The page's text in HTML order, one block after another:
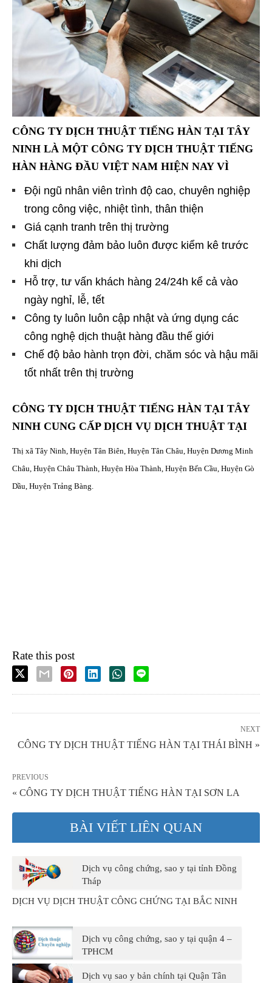
CÔNG TY DỊCH THUẬT TIẾNG HÀN TẠI TÂY
NINH LÀ MỘT CÔNG TY DỊCH THUẬT TIẾNG
HÀN HÀNG ĐẦU VIỆT NAM HIỆN NAY VÌ
Đội ngũ nhân viên trình độ cao, chuyên nghiệp
trong công việc, nhiệt tình, thân thiện
Giá cạnh tranh trên thị trường
Chất lượng đảm bảo luôn được kiểm kê trước
khi dịch
Hỗ trợ, tư vấn khách hàng 24/24h kể cả vào
ngày nghỉ, lễ, tết
Công ty luôn luôn cập nhật và ứng dụng các
công nghệ dịch thuật hàng đầu thế giới
Chế độ bảo hành trọn đời, chăm sóc và hậu mãi
tốt nhất trên thị trường
CÔNG TY DỊCH THUẬT TIẾNG HÀN TẠI TÂY
NINH CUNG CẤP DỊCH VỤ DỊCH THUẬT TẠI
Thị xã Tây Ninh, Huyện Tân Biên, Huyện Tân Châu, Huyện Dương Minh
Châu, Huyện Châu Thành, Huyện Hòa Thành, Huyện Bến Cầu, Huyện Gò
Dầu, Huyện Trảng Bàng.
Rate this post
NEXT
CÔNG TY DỊCH THUẬT TIẾNG HÀN TẠI THÁI BÌNH »
PREVIOUS
« CÔNG TY DỊCH THUẬT TIẾNG HÀN TẠI SƠN LA
BÀI VIẾT LIÊN QUAN
Dịch vụ công chứng, sao y tại tỉnh Đồng
Tháp
DỊCH VỤ DỊCH THUẬT CÔNG CHỨNG TẠI BẮC NINH
Dịch vụ công chứng, sao y tại quận 4 –
TPHCM
Dịch vụ sao y bản chính tại Quận Tân